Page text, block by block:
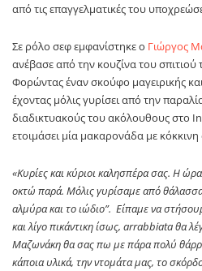
από τις επαγγελματικές του
Σε ρόλο σεφ εμφανίστηκε ο Γιώργος
ανέβασε από την κουζίνα του σπιτιού
Φορώντας έναν σκούφο μαγειρικής
έχοντας μόλις γυρίσει από την
διαδικτυακούς του ακόλουθους στο
ετοιμάσει μία μακαρονάδα με
«Κυρίες και κύριοι καλησπέρα σας. Η
οκτώ παρά. Μόλις γυρίσαμε από
αλμύρα και το ιώδιο”. Είπαμε να
και λίγο πικάντικη ίσως, arrabbiata θα
Μαζωνάκη θα σας πω με πάρα πολύ
κάποια υλικά, την ντομάτα μας, το